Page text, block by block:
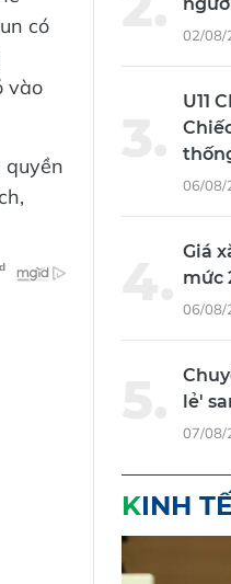
có
U11
thống
Giá
lẻ'
KINH